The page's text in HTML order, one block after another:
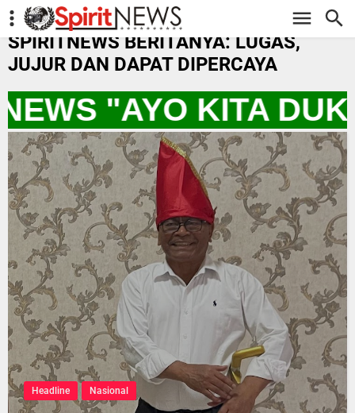
-->
SPIRITNEWS BERITANYA: LUGAS,
JUJUR DAN DAPAT DIPERCAYA
"AYO KITA
Headline Nasional